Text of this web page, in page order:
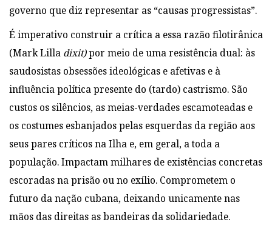
governo que diz representar as “causas progressistas”.
É imperativo construir a crítica a essa razão filotirânica
(Mark Lilla dixit)por meio de uma resistência dual: às
saudosistas obsessões ideológicas e afetivas e à
influência política presente do (tardo) castrismo. São
custos os silêncios, as meias-verdades escamoteadas e
os costumes esbanjados pelas esquerdas da região aos
seus pares críticos na Ilha e, em geral, a toda a
população. Impactam milhares de existências concretas
escoradas na prisão ou no exílio. Comprometem o
futuro da nação cubana, deixando unicamente nas
mãos das direitas as bandeiras da solidariedade.